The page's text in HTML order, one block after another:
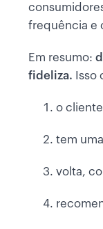
frequência e
Em resumo:
fideliza. Isso
o
tem
volta,